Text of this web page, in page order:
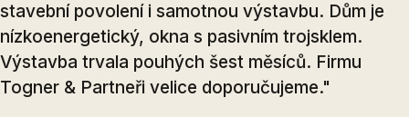
stavební povolení i samotnou výstavbu. Dům je
nízkoenergetický, okna s pasivním trojsklem.
Výstavba trvala pouhých šest měsíců. Firmu
Togner & Partneři velice doporučujeme."